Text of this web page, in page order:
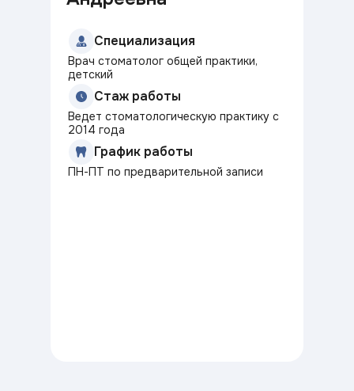
Специализация
Врач стоматолог общей практики,
детский
Стаж работы
Ведет стоматологическую практику с
2014 года
График работы
ПН-ПТ по предварительной записи